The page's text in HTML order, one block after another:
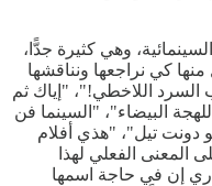
وهي كثيرة جدًّا،
كي نراجعها ونناقشها
اللاخطي!"، "إياك ثم
البيضاء"، "السينما فن
دونت تيل"، "هذي أفلام
المعنى الفعلي لهذا
إن في حاجة اسمها